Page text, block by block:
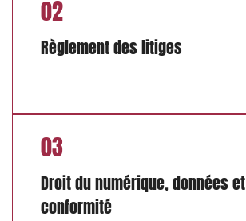
02
Règlement des litiges
03
Droit du numérique, données et
conformité